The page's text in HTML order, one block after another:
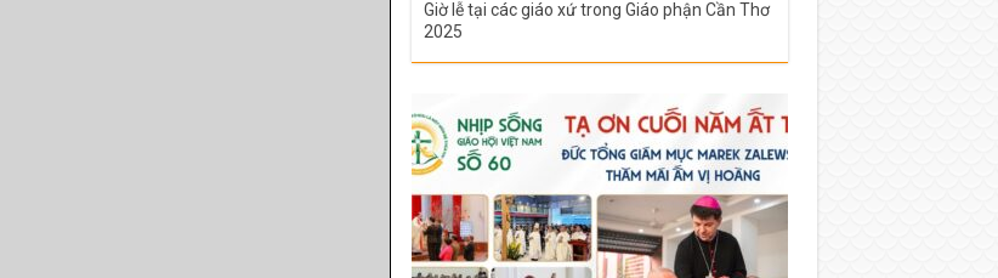
Giờ lễ tại các giáo xứ trong Giáo phận Cần Thơ
2025